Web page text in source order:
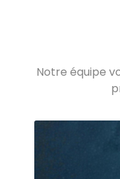
Notre équipe